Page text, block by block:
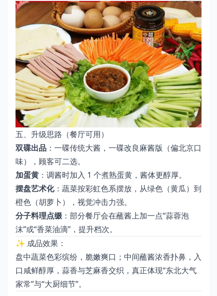
五、升级思路（餐厅可用）
双碟出品 ：一碟传统大酱，一碟改良麻酱版（偏北京口
味），顾客可二选。
加蛋黄 ：调酱时加入 1 个煮熟蛋黄，酱体更醇厚。
摆盘艺术化：蔬菜按彩虹色系摆放，从绿色（黄瓜）到
橙色（胡萝卜），视觉冲击力强。
分子料理点缀 ：部分餐厅会在蘸酱上加一点“蒜蓉泡
沫”或“香菜油滴”，提升档次。
✨ 成品效果：
盘中蔬菜色彩缤纷，脆嫩爽口；中间蘸酱浓香扑鼻，入
口咸鲜醇厚，蒜香与芝麻香交织，真正体现“东北大气
家常”与“大厨细节”。